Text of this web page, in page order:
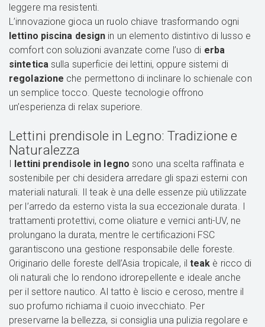
leggere ma resistenti.
L’innovazione gioca un ruolo chiave trasformando ogni
lettino piscina design in un elemento distintivo di lusso e
comfort con soluzioni avanzate come l’uso di erba
sinteticasulla superficie dei lettini, oppure sistemi di
regolazione che permettono di inclinare lo schienale con
un semplice tocco. Queste tecnologie offrono
un’esperienza di relax superiore.
Lettini prendisole in Legno: Tradizione e
Naturalezza
lettini prendisole in legno sono una scelta raffinata e
sostenibile per chi desidera arredare gli spazi esterni con
materiali naturali. Il teak è una delle essenze più utilizzate
per l’arredo da esterno vista la sua eccezionale durata. I
trattamenti protettivi, come oliature e vernici anti-UV, ne
prolungano la durata, mentre le certificazioni FSC
garantiscono una gestione responsabile delle foreste.
Originario delle foreste dell’Asia tropicale, il teak è ricco di
oli naturali che lo rendono idrorepellente e ideale anche
per il settore nautico. Al tatto è liscio e ceroso, mentre il
suo profumo richiama il cuoio invecchiato. Per
preservarne la bellezza, si consiglia una pulizia regolare e